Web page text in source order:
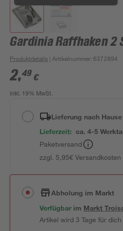
Gardinia Raffhaken 2
Produktdetails | Artikelnummer:6372894
2,49 €
inkl. 19% MwSt.
Lieferung nach Hause
Lieferzeit: ca. 4-5
Paketversand
zzgl. 5,95€ Versandkosten
Abholung im Markt
Verfügbar im Markt
Artikel wird 3 Tage für